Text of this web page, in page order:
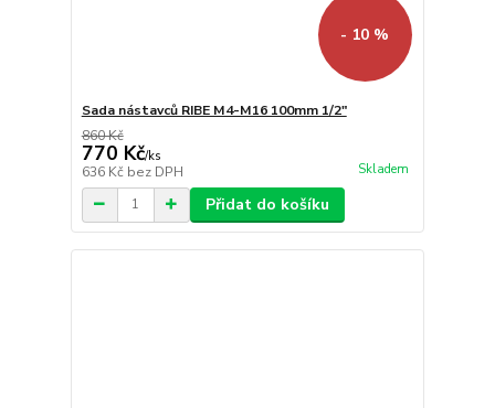
- 10 %
Sada nástavců RIBE M4-M16 100mm 1/2"
860 Kč
770 Kč/ks
636 Kč bez DPH Skladem
Přidat do košíku